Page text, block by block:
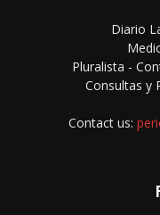
Diario
Pluralista -
Consultas y
Contact us: